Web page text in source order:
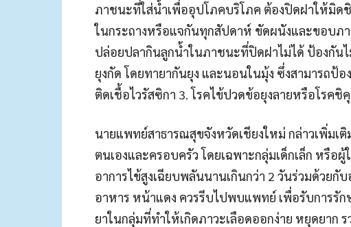
ภาชนะที่ใส่น้ำเพื่ออุปโภคบริโภค ต้องปิดฝาให้มิด
ในกระถางหรือแจกันทุกสัปดาห์ ขัดผนังและขอบภ
ปล่อยปลากินลูกน้ำในภาชนะที่ปิดฝาไม่ได้ ป้องกันไ
ยุงกัด โดยทายากันยุง และนอนในมุ้ง ซึ่งสามารถป้อ
ติดเชื้อไวรัสซิกา 3. โรคไข้ปวดข้อยุงลายหรือโรคชิ
นายแพทย์สาธารณสุขจังหวัดเชียงใหม่ กล่าวเพิ่มเ
ตนเองและครอบครัว โดยเฉพาะกลุ่มเด็กเล็ก หรือ
อาการไข้สูงเฉียบพลันนานเกินกว่า 2 วันร่วมด้วยกั
อาหาร หน้าแดง ควรรีบไปพบแพทย์ เพื่อรับการรัก
ยาในกลุ่มที่ทำให้เกิดภาวะเลือดออกง่าย หยุดยาก